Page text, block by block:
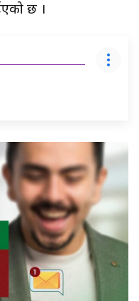
छ ।